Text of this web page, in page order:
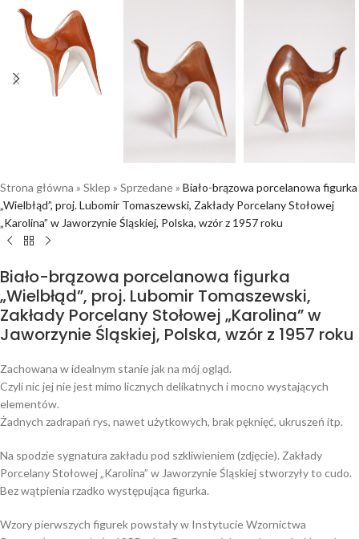
Strona główna » Sklep » Sprzedane» Biało-brązowa porcelanowa figurka
„Wielbłąd”, proj. Lubomir Tomaszewski, Zakłady Porcelany Stołowej
„Karolina” w Jaworzynie Śląskiej, Polska, wzór z 1957 roku
Biało-brązowa porcelanowa figurka
„Wielbłąd”, proj. Lubomir Tomaszewski,
Zakłady Porcelany Stołowej „Karolina” w
Jaworzynie Śląskiej, Polska, wzór z 1957 roku
Zachowana w idealnym stanie jak na mój ogląd.
Czyli nic jej nie jest mimo licznych delikatnych i mocno wystających
elementów.
Żadnych zadrapań rys, nawet użytkowych, brak pęknięć, ukruszeń itp.
Na spodzie sygnatura zakładu pod szkliwieniem (zdjęcie). Zakłady
Porcelany Stołowej „Karolina” w Jaworzynie Śląskiej stworzyły to cudo.
Bez wątpienia rzadko występująca figurka.
Wzory pierwszych figurek powstały w Instytucie Wzornictwa